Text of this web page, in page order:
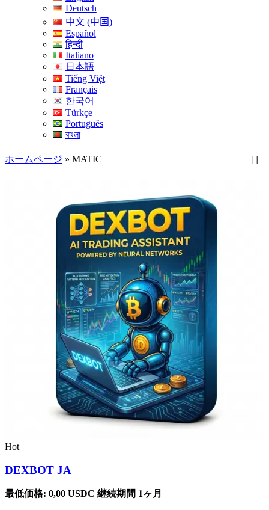
Deutsch
中文 (中国)
Español
हिन्दी
Italiano
日本語
Tiếng Việt
Français
한국어
Türkçe
Português
বাংলা
ホームページ » MATIC
Hot
DEXBOT JA
最低価格: 0,00 USDC 継続期間 1ヶ月